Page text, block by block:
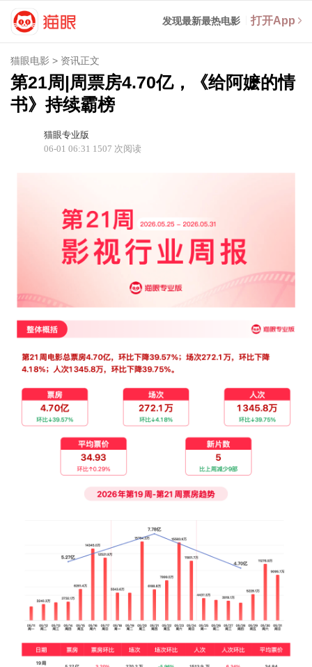
发现最新最热电影 打开App
猫眼电影 > 资讯正文
第21周|周票房4.70亿，《给阿嬷的情
书》持续霸榜
猫眼专业版
06-01 06:31 1507 次阅读